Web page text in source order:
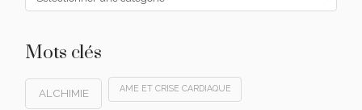
Mots clés
ALCHIMIE AME ET CRISE CARDIAQUE